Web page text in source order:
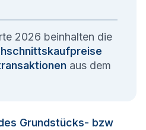
2026 beinhalten die
aus dem
Grundstücks- bzw